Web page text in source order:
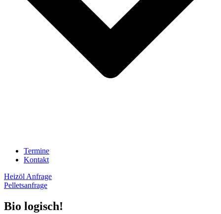
Termine
Kontakt
Heizöl Anfrage
Pelletsanfrage
Bio logisch!